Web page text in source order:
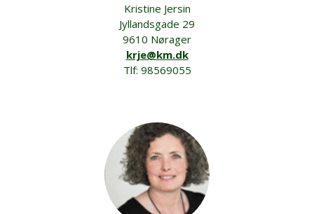
Kristine Jersin
Jyllandsgade 29
9610 Nørager
krje@km.dk
Tlf: 98569055